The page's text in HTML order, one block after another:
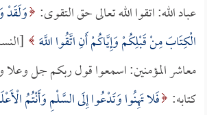
عباد الله: اتقوا الله تعالى حق التقوى: وَلَقَدْ
الْكِتَابَ مِنْ قَبْلِكُمْ وَإِيَّاكُمْ أَنِ اتَّقُوا اللَّهَ
معاشر المؤمنين: اسمعوا قول ربكم جل
كتابه: فَلا تَهِنُوا وَتَدْعُوا إِلَى السَّلْمِ وَأَنْتُمُ